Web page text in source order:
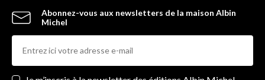
Abonnez-vous aux newsletters de la maison Albin
Michel